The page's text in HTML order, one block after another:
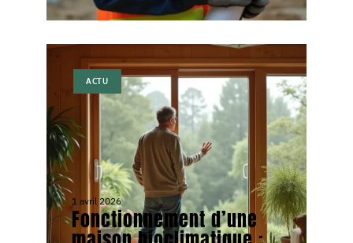
ACTU
1 avril 2026
Fonctionnement d’une